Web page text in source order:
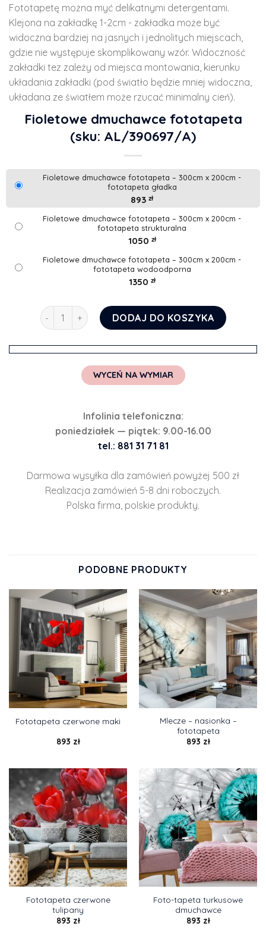
Fototapetę można myć delikatnymi detergentami.
Klejona na zakładkę 1-2cm - zakładka może być
widoczna bardziej na jasnych i jednolitych miejscach,
gdzie nie występuje skomplikowany wzór. Widoczność
zakładki tez zależy od miejsca montowania, kierunku
układania zakładki (pod światło będzie mniej widoczna,
układana ze światłem może rzucać minimalny cień).
Fioletowe dmuchawce fototapeta
(sku: AL/390697/A)
Fioletowe dmuchawce fototapeta – 300cm x 200cm -
fototapeta gładka
893 zł
Fioletowe dmuchawce fototapeta – 300cm x 200cm -
fototapeta strukturalna
1050 zł
Fioletowe dmuchawce fototapeta – 300cm x 200cm -
fototapeta wodoodporna
1350 zł
ilość Fioletowe dmuchawce fototapeta
DODAJ DO KOSZYKA
WYCEŃ NA WYMIAR
Infolinia telefoniczna:
poniedziałek — piątek: 9.00-16.00
tel.: 881 31 71 81
Darmowa wysyłka dla zamówień powyżej 500 zł
Realizacja zamówień 5-8 dni roboczych.
Polska firma, polskie produkty.
PODOBNE PRODUKTY
Fototapeta czerwone maki
893 zł
Mlecze – nasionka –
fototapeta
893 zł
Fototapeta czerwone
tulipany
893 zł
Foto-tapeta turkusowe
dmuchawce
893 zł